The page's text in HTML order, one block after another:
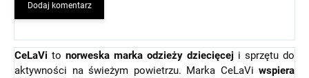
Dodaj komentarz
CeLaVi to norweska marka odzieży dziecięcej i sprzętu do
aktywności na świeżym powietrzu. Marka CeLaVi wspiera